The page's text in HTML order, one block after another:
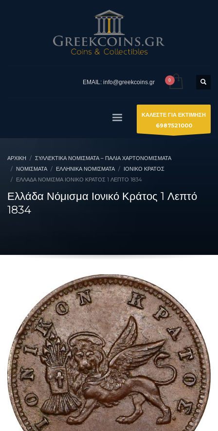
EMAIL: info@greekcoins.gr
ΚΑΛΕΣΤΕ ΓΙΑ ΕΚΤΙΜΗΣΗ
6987521000
ΑΡΧΙΚΉ
ΣΥΛΛΕΚΤΙΚΆ ΝΟΜΊΣΜΑΤΑ – ΠΑΛΙΆ ΧΑΡΤΟΝΟΜΊΣΜΑΤΑ
ΝΟΜΙΣΜΑΤΑ
ΕΛΛΗΝΙΚΆ ΝΟΜΊΣΜΑΤΑ
ΙΟΝΙΚΌ ΚΡΆΤΟΣ
ΕΛΛΆΔΑ ΝΌΜΙΣΜΑ ΙΟΝΙΚΌ ΚΡΆΤΟΣ 1 ΛΕΠΤΌ 1834
Ελλάδα Νόμισμα Ιονικό Κράτος 1 Λεπτό
1834